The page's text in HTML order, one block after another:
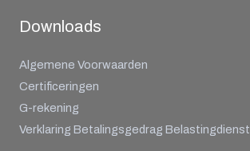
Downloads
Algemene Voorwaarden
Certificeringen
G-rekening
Verklaring Betalingsgedrag Belastingdienst